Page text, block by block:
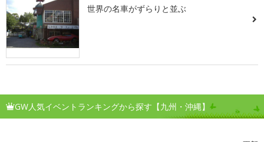
世界の名車がずらりと並ぶ
GW人気イベントランキングから探す【九州・沖縄】